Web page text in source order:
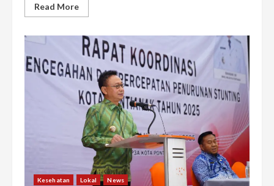
Read MoreRead
more
Kembali
Tren
di
Pontianak,
Penyewaan
Sepeda
Laris
Manis
Kesehatan Lokal News